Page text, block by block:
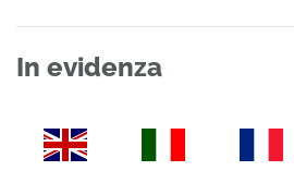
In evidenza